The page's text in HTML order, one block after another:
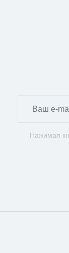
Нажимая